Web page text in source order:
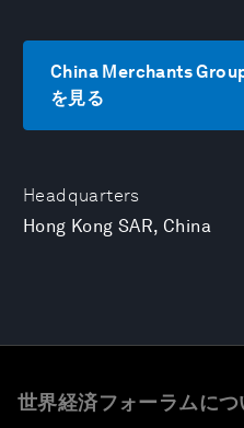
Headquarters
Hong Kong SAR, China
China Merchants
を見る
世界経済フォーラムにつ